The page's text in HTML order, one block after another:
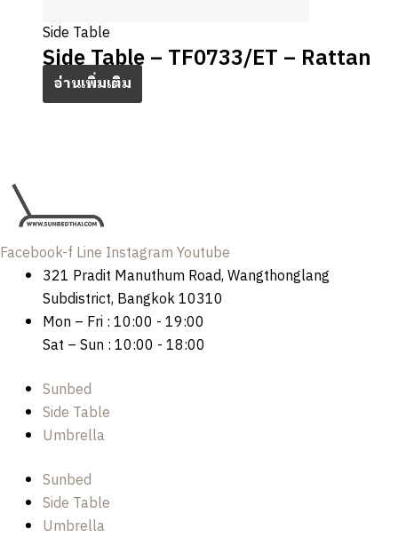
Side Table
Side Table – TF0733/ET – Rattan
อ่านเพิ่มเติม
Facebook-f Line InstagramYoutube
321 Pradit Manuthum Road, Wangthonglang
Subdistrict, Bangkok 10310
Mon – Fri : 10:00 - 19:00
Sat – Sun : 10:00 - 18:00
Sunbed
Side Table
Umbrella
Sunbed
Side Table
Umbrella